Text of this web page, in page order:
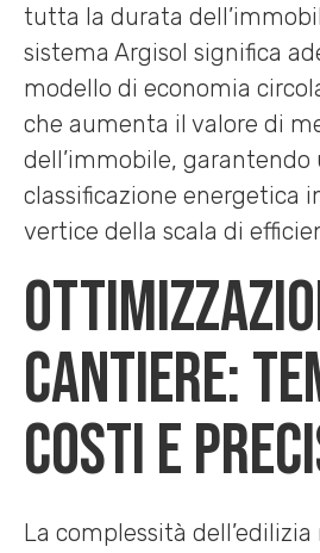
tutta la durata
sistema Argisol significa
modello di economia
che aumenta il valore di
dell’immobile, garantendo
classificazione energetica
vertice della scala di
cantiere:
costi e
La complessità